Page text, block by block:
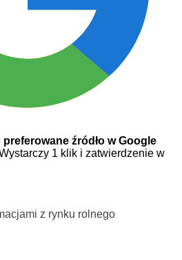
źródło w Google
1 klik i zatwierdzenie w
z rynku rolnego